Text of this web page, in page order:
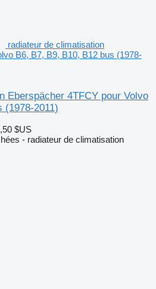
radiateur de climatisation
B6, B7, B9, B10, B12 bus (1978-
Eberspächer 4TFCY pour Volvo
(1978-2011)
$US
- radiateur de climatisation